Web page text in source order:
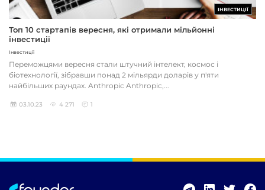
ІНВЕСТИЦІЇ
Топ 10 стартапів вересня, які отримали мільйонні
інвестиції
Інвестиції
Переможцями вересня стали штучний інтелект, космос і
біотехнології, зібравши понад 2 мільярди доларів у п'яти
найбільших раундах. Anthropic Anthropic,...
03.10.23 4 271 1